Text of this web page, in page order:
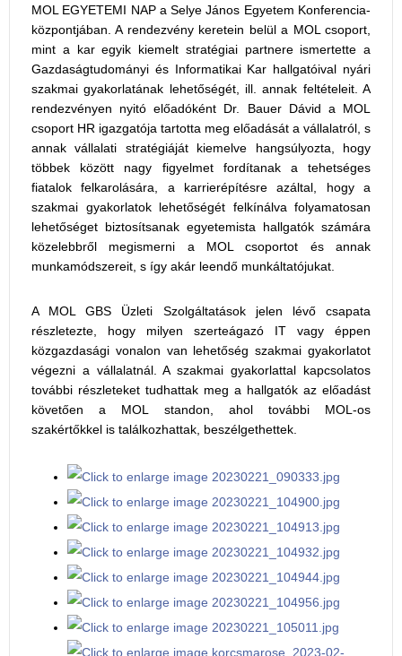
MOL EGYETEMI NAP a Selye János Egyetem Konferencia-
központjában. A rendezvény keretein belül a MOL csoport,
mint a kar egyik kiemelt stratégiai partnere ismertette a
Gazdaságtudományi és Informatikai Kar hallgatóival nyári
szakmai gyakorlatának lehetőségét, ill. annak feltételeit. A
rendezvényen nyitó előadóként Dr. Bauer Dávid a MOL
csoport HR igazgatója tartotta meg előadását a vállalatról, s
annak vállalati stratégiáját kiemelve hangsúlyozta, hogy
többek között nagy figyelmet fordítanak a tehetséges
fiatalok felkarolására, a karrierépítésre azáltal, hogy a
szakmai gyakorlatok lehetőségét felkínálva folyamatosan
lehetőséget biztosítsanak egyetemista hallgatók számára
közelebbről megismerni a MOL csoportot és annak
munkamódszereit, s így akár leendő munkáltatójukat.
A MOL GBS Üzleti Szolgáltatások jelen lévő csapata
részletezte, hogy milyen szerteágazó IT vagy éppen
közgazdasági vonalon van lehetőség szakmai gyakorlatot
végezni a vállalatnál. A szakmai gyakorlattal kapcsolatos
további részleteket tudhattak meg a hallgatók az előadást
követően a MOL standon, ahol további MOL-os
szakértőkkel is találkozhattak, beszélgethettek.